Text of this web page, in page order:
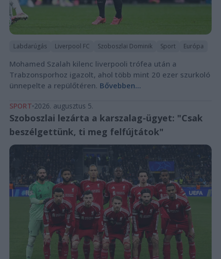
Labdarúgás Liverpool FC Szoboszlai Dominik Sport Európa
Mohamed Szalah kilenc liverpooli trófea után a
Trabzonsporhoz igazolt, ahol több mint 20 ezer szurkoló
ünnepelte a repülőtéren. Bővebben...
SPORT 2026. augusztus 5.
Szoboszlai lezárta a karszalag-ügyet: "Csak
beszélgettünk, ti meg felfújtátok"